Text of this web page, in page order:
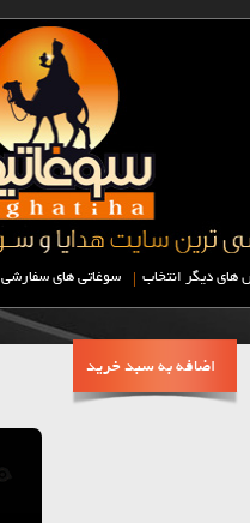
اضافه به سبد خرید
های دیگر انتخاب | سوغاتی های سفارشی